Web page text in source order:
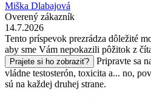
Miška Dlabajová
Overený zákazník
14.7.2026
Tento príspevok prezrádza dôležité
aby sme Vám nepokazili pôžitok z
Prajete si ho zobraziť?
Pripravte sa
vládne testosterón, toxicita a... no,
sú na každej druhej strane.